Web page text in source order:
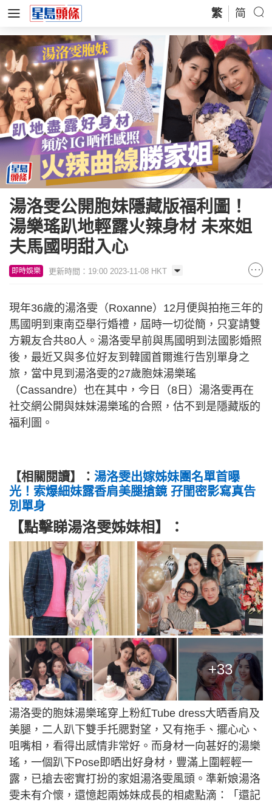
繁 简
湯洛雯公開胞妹隱藏版福利圖！
湯樂瑤趴地輕露火辣身材 未來姐
夫馬國明甜入心
即時娛樂 更新時間：19:00 2023-11-08 HKT
現年36歲的湯洛雯（Roxanne）12月便與拍拖三年的
馬國明到東南亞舉行婚禮，屆時一切從簡，只宴請雙
方親友合共80人。湯洛雯早前與馬國明到法國影婚照
後，最近又與多位好友到韓國首爾進行告別單身之
旅，當中見到湯洛雯的27歲胞妹湯樂瑤
（Cassandre）也在其中，今日（8日）湯洛雯再在
社交網公開與妹妹湯樂瑤的合照，估不到是隱藏版的
福利圖。
【相關閱讀】： 湯洛雯出嫁姊妹團名單首曝
光！索爆細妹露香肩美腿搶鏡 孖閨密影寫真告
別單身
【點擊睇湯洛雯姊妹相】：
+33
湯洛雯的胞妹湯樂瑤穿上粉紅Tube dress大晒香肩及
美腿，二人趴下雙手托腮對望，又有拖手、擺心心、
咀嘴相，看得出感情非常好。而身材一向甚好的湯樂
瑤，一個趴下Pose即晒出好身材，豐滿上圍輕輕一
露，已搶去密實打扮的家姐湯洛雯風頭。準新娘湯洛
雯未有介懷，還憶起兩姊妹成長的相處點滴：「還記